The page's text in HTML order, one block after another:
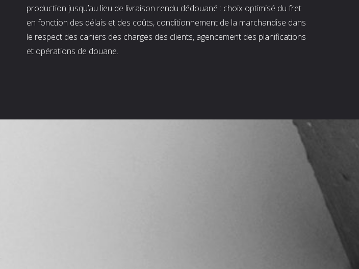
production jusqu’au lieu de livraison rendu dédouané : choix optimisé du fret
en fonction des délais et des coûts, conditionnement de la marchandise dans
le respect des cahiers des charges des clients, agencement des planifications
et opérations de douane.